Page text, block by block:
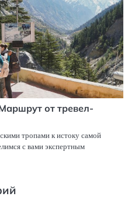
от тревел-
тропами к истоку самой
с вами экспертным